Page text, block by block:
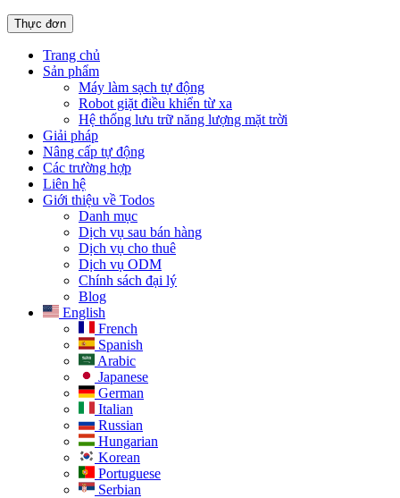
Thực đơn
Trang chủ
Sản phẩm
Máy làm sạch tự động
Robot giặt điều khiển từ xa
Hệ thống lưu trữ năng lượng mặt trời
Giải pháp​
Nâng cấp tự động
Các trường hợp
Liên hệ
Giới thiệu về Todos
Danh mục
Dịch vụ sau bán hàng
Dịch vụ cho thuê
Dịch vụ ODM
Chính sách đại lý
Blog
English
French
Spanish
Arabic
Japanese
German
Italian
Russian
Hungarian
Korean
Portuguese
Serbian